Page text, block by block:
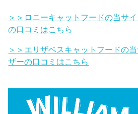
＞＞ロニーキャットフードの当サ
の口コミはこちら
＞＞エリザベスキャットフードの
ザーの口コミはこちら